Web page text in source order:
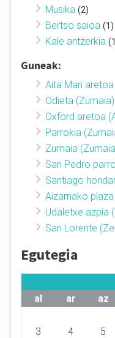
Musika (2)
Bertso saioa (1)
Kale antzerkia
Guneak:
Aita Mari
Odieta (Zumaia)
Oxford aretoa
Parrokia
Zumaia
San Pedro
Santiago
Aizarnako
Udaletxe azpia
San Lorente
Egutegia
al
ar az
3
4 5